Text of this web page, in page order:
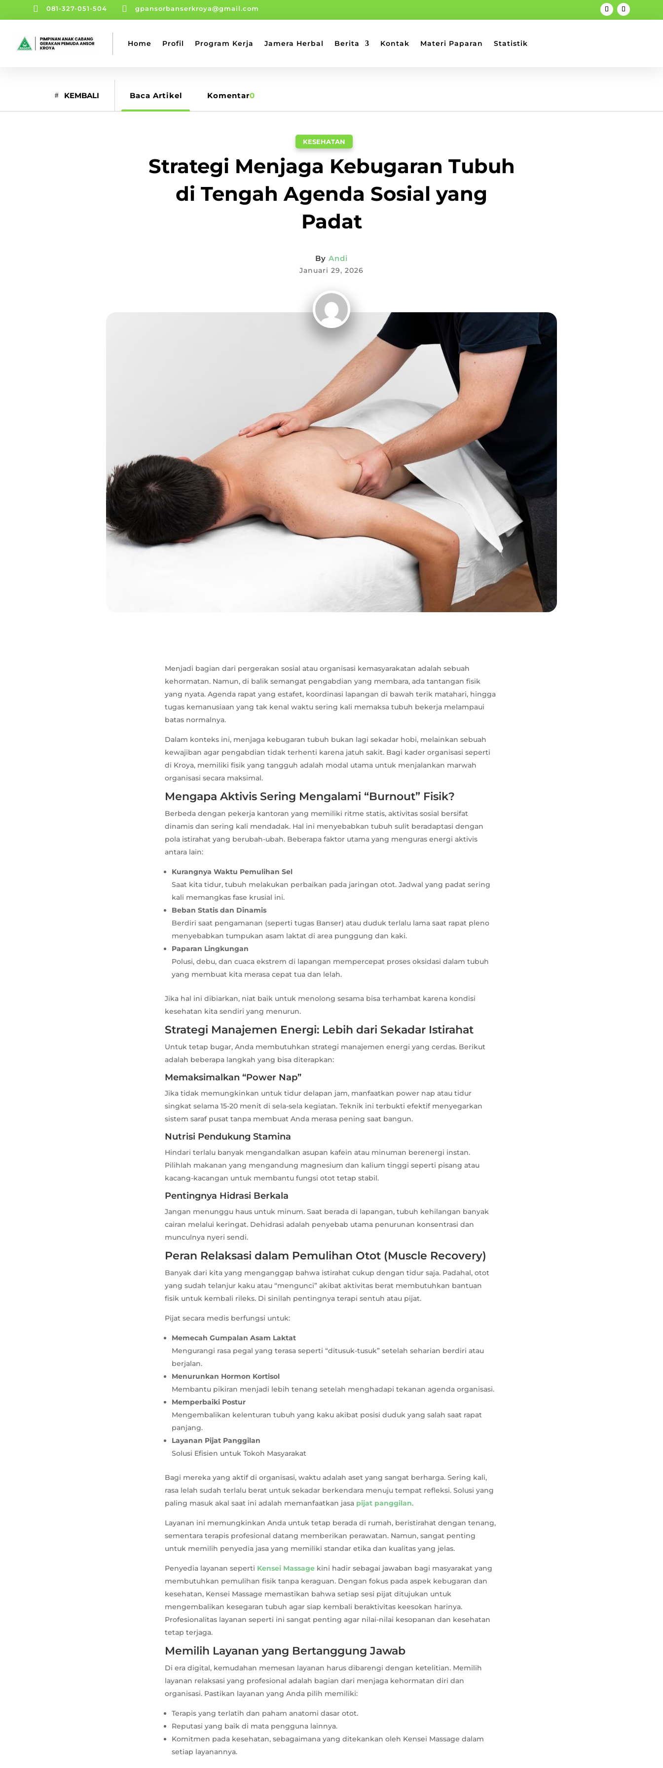
 081-327-051-504  gpansorbanserkroya@gmail.com
Home Profil Program Kerja Jamera Herbal Berita Kontak Materi Paparan Statistik
KEMBALI Baca Artikel Komentar0
KESEHATAN
Strategi Menjaga Kebugaran Tubuh
di Tengah Agenda Sosial yang
Padat
By Andi
Januari 29, 2026
Menjadi bagian dari pergerakan sosial atau organisasi kemasyarakatan adalah sebuah
kehormatan. Namun, di balik semangat pengabdian yang membara, ada tantangan fisik
yang nyata. Agenda rapat yang estafet, koordinasi lapangan di bawah terik matahari, hingga
tugas kemanusiaan yang tak kenal waktu sering kali memaksa tubuh bekerja melampaui
batas normalnya.
Dalam konteks ini, menjaga kebugaran tubuh bukan lagi sekadar hobi, melainkan sebuah
kewajiban agar pengabdian tidak terhenti karena jatuh sakit. Bagi kader organisasi seperti
di Kroya, memiliki fisik yang tangguh adalah modal utama untuk menjalankan marwah
organisasi secara maksimal.
Mengapa Aktivis Sering Mengalami “Burnout” Fisik?
Berbeda dengan pekerja kantoran yang memiliki ritme statis, aktivitas sosial bersifat
dinamis dan sering kali mendadak. Hal ini menyebabkan tubuh sulit beradaptasi dengan
pola istirahat yang berubah-ubah. Beberapa faktor utama yang menguras energi aktivis
antara lain:
Kurangnya Waktu Pemulihan Sel
Saat kita tidur, tubuh melakukan perbaikan pada jaringan otot. Jadwal yang padat sering
kali memangkas fase krusial ini.
Beban Statis dan Dinamis
Berdiri saat pengamanan (seperti tugas Banser) atau duduk terlalu lama saat rapat pleno
menyebabkan tumpukan asam laktat di area punggung dan kaki.
Paparan Lingkungan
Polusi, debu, dan cuaca ekstrem di lapangan mempercepat proses oksidasi dalam tubuh
yang membuat kita merasa cepat tua dan lelah.
Jika hal ini dibiarkan, niat baik untuk menolong sesama bisa terhambat karena kondisi
kesehatan kita sendiri yang menurun.
Strategi Manajemen Energi: Lebih dari Sekadar Istirahat
Untuk tetap bugar, Anda membutuhkan strategi manajemen energi yang cerdas. Berikut
adalah beberapa langkah yang bisa diterapkan:
Memaksimalkan “Power Nap”
Jika tidak memungkinkan untuk tidur delapan jam, manfaatkan power nap atau tidur
singkat selama 15-20 menit di sela-sela kegiatan. Teknik ini terbukti efektif menyegarkan
sistem saraf pusat tanpa membuat Anda merasa pening saat bangun.
Nutrisi Pendukung Stamina
Hindari terlalu banyak mengandalkan asupan kafein atau minuman berenergi instan.
Pilihlah makanan yang mengandung magnesium dan kalium tinggi seperti pisang atau
kacang-kacangan untuk membantu fungsi otot tetap stabil.
Pentingnya Hidrasi Berkala
Jangan menunggu haus untuk minum. Saat berada di lapangan, tubuh kehilangan banyak
cairan melalui keringat. Dehidrasi adalah penyebab utama penurunan konsentrasi dan
munculnya nyeri sendi.
Peran Relaksasi dalam Pemulihan Otot (Muscle Recovery)
Banyak dari kita yang menganggap bahwa istirahat cukup dengan tidur saja. Padahal, otot
yang sudah telanjur kaku atau “mengunci” akibat aktivitas berat membutuhkan bantuan
fisik untuk kembali rileks. Di sinilah pentingnya terapi sentuh atau pijat.
Pijat secara medis berfungsi untuk:
Memecah Gumpalan Asam Laktat
Mengurangi rasa pegal yang terasa seperti “ditusuk-tusuk” setelah seharian berdiri atau
berjalan.
Menurunkan Hormon Kortisol
Membantu pikiran menjadi lebih tenang setelah menghadapi tekanan agenda organisasi.
Memperbaiki Postur
Mengembalikan kelenturan tubuh yang kaku akibat posisi duduk yang salah saat rapat
panjang.
Layanan Pijat Panggilan
Solusi Efisien untuk Tokoh Masyarakat
Bagi mereka yang aktif di organisasi, waktu adalah aset yang sangat berharga. Sering kali,
rasa lelah sudah terlalu berat untuk sekadar berkendara menuju tempat refleksi. Solusi yang
paling masuk akal saat ini adalah memanfaatkan jasa pijat panggilan.
Layanan ini memungkinkan Anda untuk tetap berada di rumah, beristirahat dengan tenang,
sementara terapis profesional datang memberikan perawatan. Namun, sangat penting
untuk memilih penyedia jasa yang memiliki standar etika dan kualitas yang jelas.
Penyedia layanan seperti Kensei Massage kini hadir sebagai jawaban bagi masyarakat yang
membutuhkan pemulihan fisik tanpa keraguan. Dengan fokus pada aspek kebugaran dan
kesehatan, Kensei Massage memastikan bahwa setiap sesi pijat ditujukan untuk
mengembalikan kesegaran tubuh agar siap kembali beraktivitas keesokan harinya.
Profesionalitas layanan seperti ini sangat penting agar nilai-nilai kesopanan dan kesehatan
tetap terjaga.
Memilih Layanan yang Bertanggung Jawab
Di era digital, kemudahan memesan layanan harus dibarengi dengan ketelitian. Memilih
layanan relaksasi yang profesional adalah bagian dari menjaga kehormatan diri dan
organisasi. Pastikan layanan yang Anda pilih memiliki:
Terapis yang terlatih dan paham anatomi dasar otot.
Reputasi yang baik di mata pengguna lainnya.
Komitmen pada kesehatan, sebagaimana yang ditekankan oleh Kensei Massage dalam
setiap layanannya.